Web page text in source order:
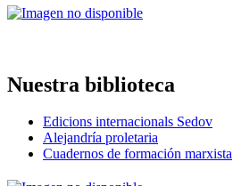
Nuestra biblioteca
Edicions internacionals Sedov
Alejandría proletaria
Cuadernos de formación marxista